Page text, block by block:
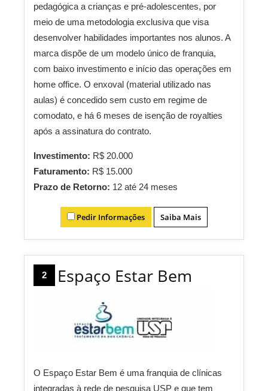
pedagógica a crianças e pré-adolescentes, por
meio de uma metodologia exclusiva que visa
desenvolver habilidades importantes nos alunos. A
marca dispõe de um modelo único de franquia,
com baixo investimento e início das operações em
home office. O enxoval (material utilizado nas
aulas) é concedido sem custo em regime de
comodato, e há 6 meses de isenção de royalties
após a assinatura do contrato.
Investimento: R$ 20.000
Faturamento: R$ 15.000
Prazo de Retorno: 12 até 24 meses
Pedir Informações Saiba Mais
2 Espaço Estar Bem
O Espaço Estar Bem é uma franquia de clínicas
integradas à rede de pesquisa USP e que tem